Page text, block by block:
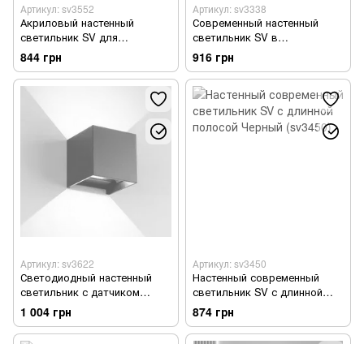
Артикул: sv3552
Акриловый настенный
светильник SV для
внутреннего освещения 3
цвета Черный (sv3552)
844 грн
Артикул: sv3338
Современный настенный
светильник SV в
минималистическом стиле
13x35x8 см Черный (sv3338)
916 грн
Артикул: sv3622
Светодиодный настенный
светильник с датчиком
движения IP65
водонепроницаемый Черный
(sv3622)
1 004 грн
Артикул: sv3450
Настенный современный
светильник SV с длинной
полосой Черный (sv3450)
874 грн